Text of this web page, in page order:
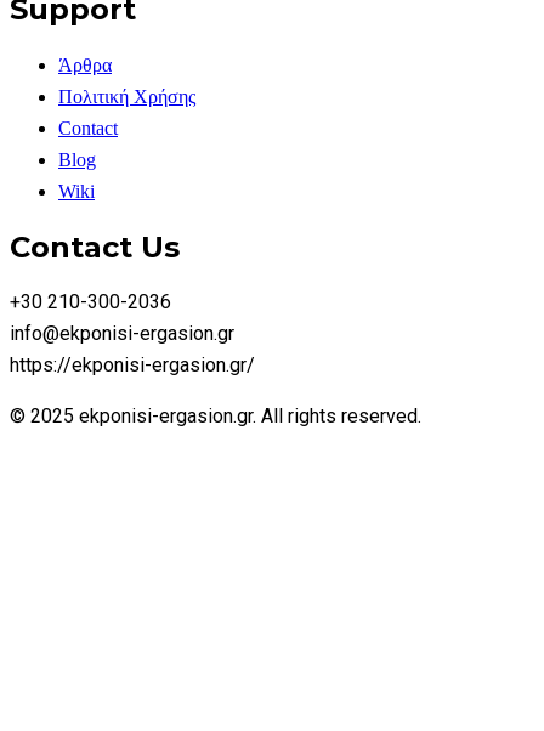
Support
Άρθρα
Πολιτική Χρήσης
Contact
Blog
Wiki
Contact Us
+30 210-300-2036
info@ekponisi-ergasion.gr
https://ekponisi-ergasion.gr/
© 2025 ekponisi-ergasion.gr. All rights reserved.